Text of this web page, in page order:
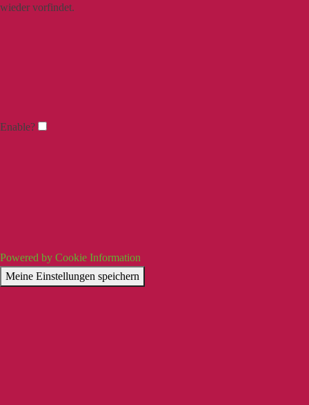
wieder vorfindet.
Enable?
Powered by Cookie Information
Meine Einstellungen speichern